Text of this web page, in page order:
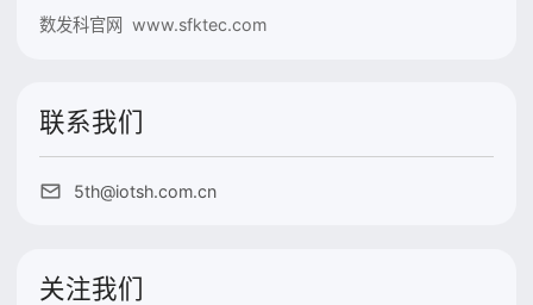
数发科官网 www.sfktec.com
联系我们
5th@iotsh.com.cn
关注我们